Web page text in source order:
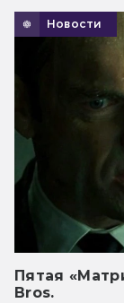
Новости
Пятая
Bros.